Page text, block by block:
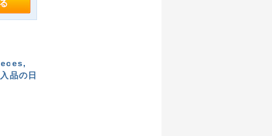
品の日